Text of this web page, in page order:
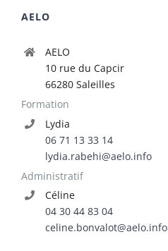
AELO
AELO
10 rue du Capcir
66280 Saleilles
Formation
Lydia
06 71 13 33 14
lydia.rabehi@aelo.info
Administratif
Céline
04 30 44 83 04
celine.bonvalot@aelo.info